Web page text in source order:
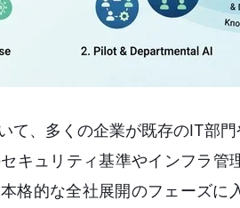
て、多くの企業が既存のIT部
キュリティ基準やインフラ
格的な全社展開のフェーズ